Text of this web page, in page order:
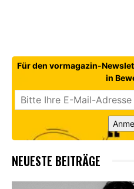
Für den vormagazin-
in
NEUESTE BEITRÄGE